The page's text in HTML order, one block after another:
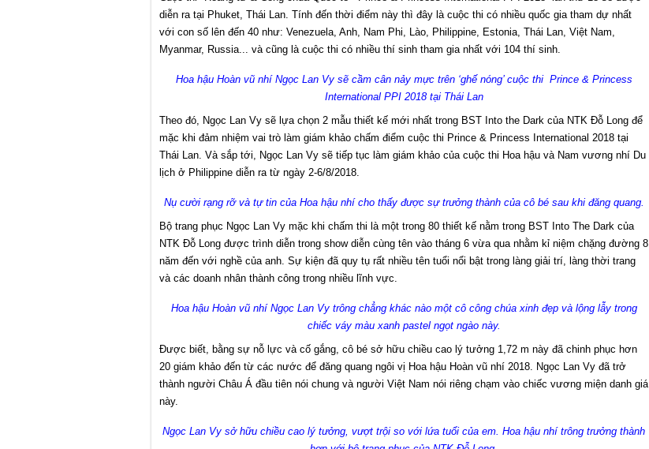
diễn ra tại Phuket, Thái Lan. Tính đến thời điểm này thì đây là cuộc thi có nhiều quốc gia tham dự nhất
với con số lên đến 40 như: Venezuela, Anh, Nam Phi, Lào, Philippine, Estonia, Thái Lan, Việt Nam,
Myanmar, Russia... và cũng là cuộc thi có nhiều thí sinh tham gia nhất với 104 thí sinh.
Hoa hậu Hoàn vũ nhí Ngọc Lan Vy sẽ cầm cân nảy mực trên ‘ghế nóng’ cuộc thi Prince & Princess
International PPI 2018 tại Thái Lan
Theo đó, Ngọc Lan Vy sẽ lựa chọn 2 mẫu thiết kế mới nhất trong BST Into the Dark của NTK Đỗ Long để
mặc khi đảm nhiệm vai trò làm giám khảo chấm điểm cuộc thi Prince & Princess International 2018 tại
Thái Lan. Và sắp tới, Ngọc Lan Vy sẽ tiếp tục làm giám khảo của cuộc thi Hoa hậu và Nam vương nhí Du
lịch ở Philippine diễn ra từ ngày 2-6/8/2018.
Nụ cười rạng rỡ và tự tin của Hoa hậu nhí cho thấy được sự trưởng thành của cô bé sau khi đăng quang.
Bộ trang phục Ngọc Lan Vy mặc khi chấm thi là một trong 80 thiết kế nằm trong BST Into The Dark của
NTK Đỗ Long được trình diễn trong show diễn cùng tên vào tháng 6 vừa qua nhằm kỉ niệm chặng đường 8
năm đến với nghề của anh. Sự kiện đã quy tụ rất nhiều tên tuổi nổi bật trong làng giải trí, làng thời trang
và các doanh nhân thành công trong nhiều lĩnh vực.
Hoa hậu Hoàn vũ nhí Ngọc Lan Vy trông chẳng khác nào một cô công chúa xinh đẹp và lộng lẫy trong
chiếc váy màu xanh pastel ngọt ngào này.
Được biết, bằng sự nỗ lực và cố gắng, cô bé sở hữu chiều cao lý tưởng 1,72 m này đã chinh phục hơn
20 giám khảo đến từ các nước để đăng quang ngôi vị Hoa hậu Hoàn vũ nhí 2018. Ngọc Lan Vy đã trở
thành người Châu Á đầu tiên nói chung và người Việt Nam nói riêng chạm vào chiếc vương miện danh giá
này.
Ngọc Lan Vy sở hữu chiều cao lý tưởng, vượt trội so với lứa tuổi của em. Hoa hậu nhí trông trưởng thành